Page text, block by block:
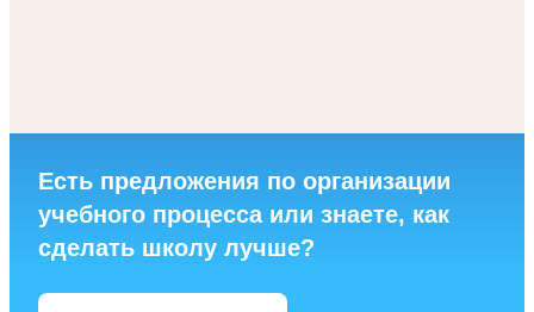
Есть предложения по организации
учебного процесса или знаете, как
сделать школу лучше?